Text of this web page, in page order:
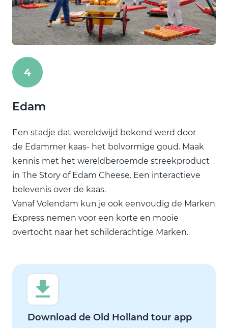
4
Edam
Een stadje dat wereldwijd bekend werd door
de Edammer kaas- het bolvormige goud. Maak
kennis met het wereldberoemde streekproduct
in The Story of Edam Cheese. Een interactieve
belevenis over de kaas.
Vanaf Volendam kun je ook eenvoudig de Marken
Express nemen voor een korte en mooie
overtocht naar het schilderachtige Marken.
Download de Old Holland tour app